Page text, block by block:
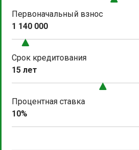
Первоначальный взнос
1 140 000
Срок кредитования
15 лет
Процентная ставка
10%